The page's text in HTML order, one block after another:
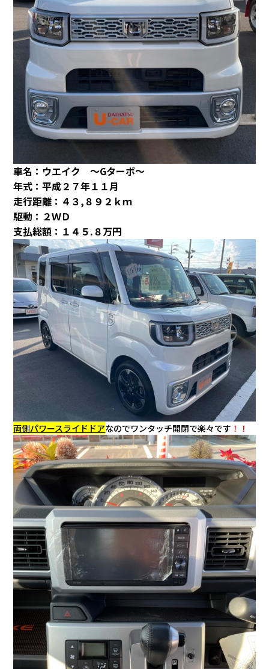
お問
車名：ウエイク ～Gターボ～
年式：平成２７年１１月
走行距離：４３,８９２ｋｍ
駆動：２ＷＤ
支払総額：１４５.８万円
両側パワースライドドアなのでワンタッチ開閉で楽々です ！！